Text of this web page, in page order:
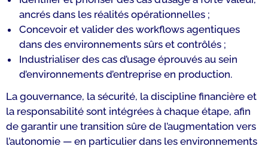
ancrés dans les réalités opérationnelles ;
Concevoir et valider des workflows agentiques
dans des environnements sûrs et contrôlés ;
Industrialiser des cas d’usage éprouvés au sein
d’environnements d’entreprise en production.
La gouvernance, la sécurité, la discipline financière et
la responsabilité sont intégrées à chaque étape, afin
de garantir une transition sûre de l’augmentation vers
l’autonomie — en particulier dans les environnements